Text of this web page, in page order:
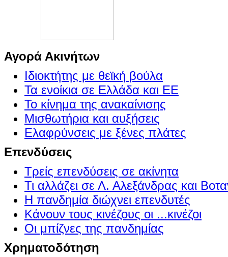
Αγορά Ακινήτων
Ιδιοκτήτης με θεϊκή βούλα
Τα ενοίκια σε Ελλάδα και ΕΕ
Το κίνημα της ανακαίνισης
Μισθωτήρια και αυξήσεις
Ελαφρύνσεις με ξένες πλάτες
Επενδύσεις
Τρείς επενδύσεις σε ακίνητα
Τι αλλάζει σε Λ. Αλεξάνδρας και
Η πανδημία διώχνει επενδυτές
Κάνουν τους κινέζους οι ...κινέζοι
Οι μπίζνες της πανδημίας
Χρηματοδότηση